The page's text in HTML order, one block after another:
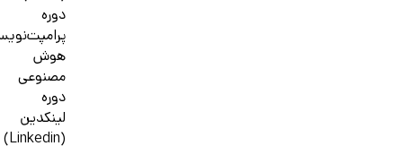
دوره
هوش
مصنوعی
دوره
لینکدین
(Linkedin)